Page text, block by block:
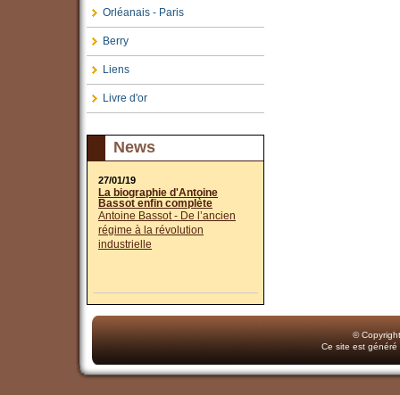
Orléanais - Paris
Berry
Liens
Livre d'or
News
27/01/19
La biographie d'Antoine
Bassot enfin complète
Antoine Bassot - De l’ancien
régime à la révolution
industrielle
©
Ce site est